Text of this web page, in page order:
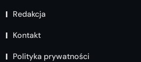
Redakcja
Kontakt
Polityka prywatności